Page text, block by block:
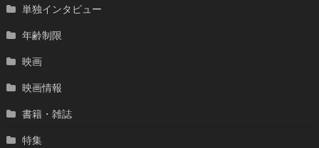
単独インタビュー
年齢制限
映画
映画情報
書籍・雑誌
特集